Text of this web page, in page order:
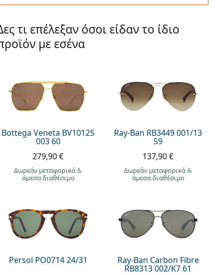
τι επέλεξαν όσοι είδαν το ίδιο
με εσένα
Bottega Veneta BV1012S
003 60
279,90 €
Δωρεάν μεταφορικά&
άμεσα διαθέσιμο
Ray-Ban RB3449 001/13
59
137,90 €
Δωρεάν μεταφορικά&
άμεσα διαθέσιμο
Persol PO0714 24/31 Ray-Ban Carbon Fibre
RB8313 002/K7 61